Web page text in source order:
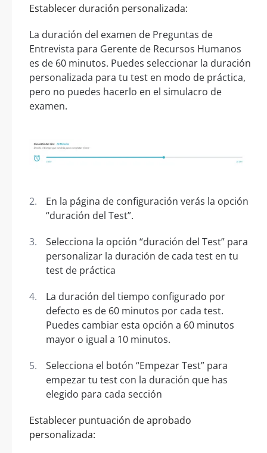
Establecer duración personalizada:
La duración del examen de Preguntas de
Entrevista para Gerente de Recursos Humanos
es de 60 minutos. Puedes seleccionar la duración
personalizada para tu test en modo de práctica,
pero no puedes hacerlo en el simulacro de
examen.
En la página de configuración verás la opción
“duración del Test”.
Selecciona la opción “duración del Test” para
personalizar la duración de cada test en tu
test de práctica
La duración del tiempo configurado por
defecto es de 60 minutos por cada test.
Puedes cambiar esta opción a 60 minutos
mayor o igual a 10 minutos.
Selecciona el botón “Empezar Test” para
empezar tu test con la duración que has
elegido para cada sección
Establecer puntuación de aprobado
personalizada: